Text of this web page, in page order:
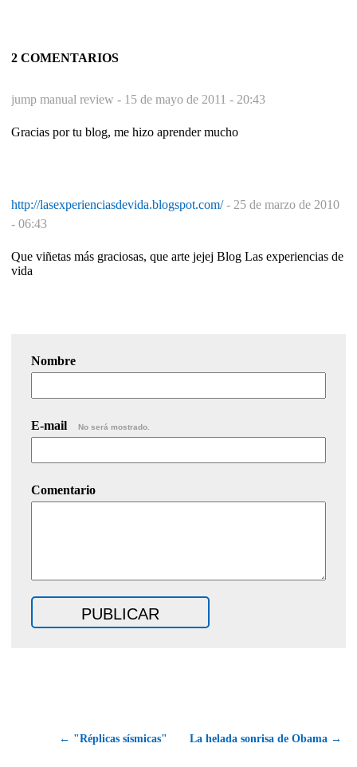
2 COMENTARIOS
jump manual review - 15 de mayo de 2011 - 20:43
Gracias por tu blog, me hizo aprender mucho
http://lasexperienciasdevida.blogspot.com/- 25 de marzo de 2010
- 06:43
Que viñetas más graciosas, que arte jejej Blog Las experiencias de
vida
Nombre
E-mail No será mostrado.
Comentario
← "Réplicas sísmicas" La helada sonrisa de Obama →